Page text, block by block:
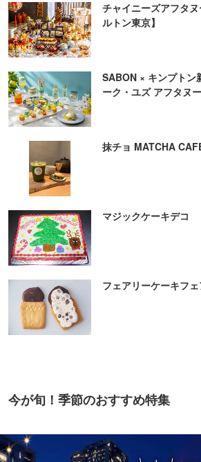
チャイニーズアフタ
ルトン東京】
SABON × キンプトン
ーク・ユズ アフタヌ
抹チョ MATCHA
マジックケーキデコ
フェアリーケーキフ
今が旬！季節のおすすめ特集